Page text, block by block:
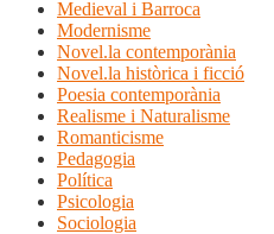
Medieval i Barroca
Modernisme
Novel.la contemporània
Novel.la històrica i ficció
Poesia contemporània
Realisme i Naturalisme
Romanticisme
Pedagogia
Política
Psicologia
Sociologia